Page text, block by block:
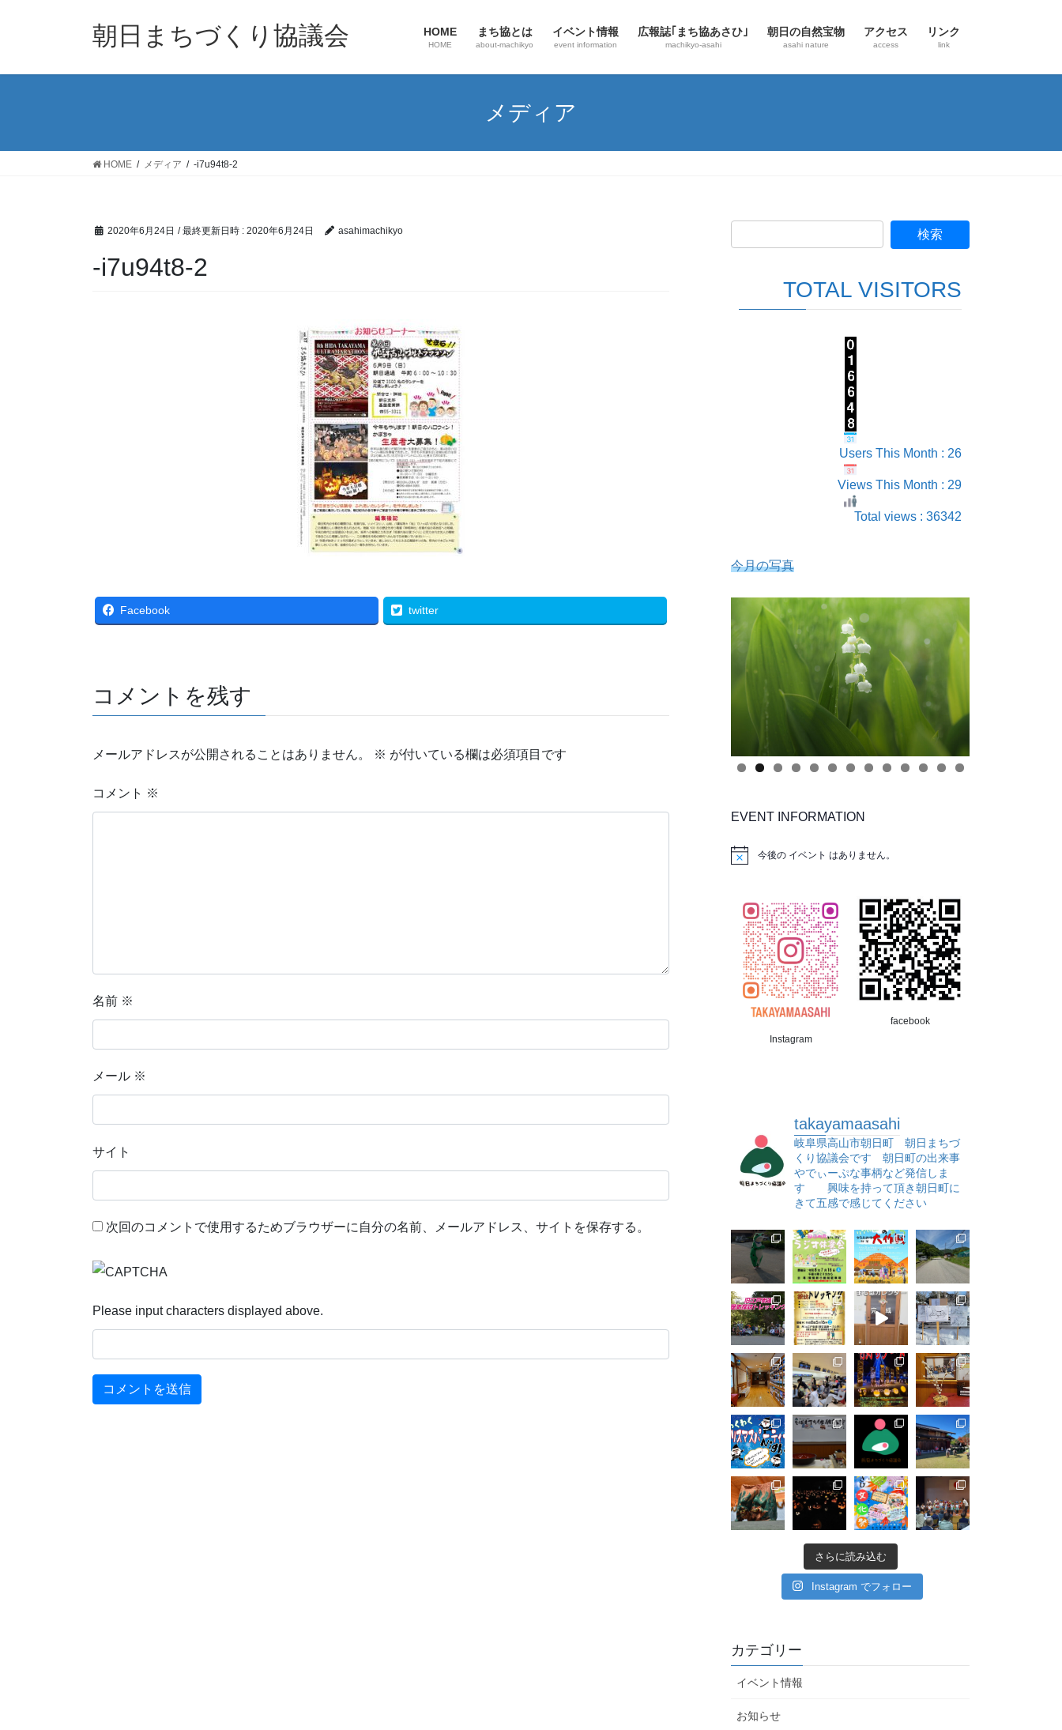
朝日まちづくり協議会 HOME
HOME
まち協とは
about-machikyo
イベント情報
event information
広報誌｢まち協あさひ｣
machikyo-asahi
朝日の自然宝物
asahi nature
アクセス
access
リンク
link
メディア
HOME メディア -i7u94t8-2
2020年6月24日 / 最終更新日時 : 2020年6月24日 asahimachikyo
-i7u94t8-2
Facebook twitter
コメントを残す
メールアドレスが公開されることはありません。 ※ が付いている欄は必須項目です
コメント ※
名前 ※
メール ※
サイト
次回のコメントで使用するためブラウザーに自分の名前、メールアドレス、サイトを保存する。
Please input characters displayed above.
TOTAL VISITORS
Users This Month : 26
Views This Month : 29
Total views : 36342
今月の写真
EVENT INFORMATION
今後の イベント はありません。
Instagram
facebook
takayamaasahi
岐阜県高山市朝日町 朝日まちづ
くり協議会です 朝日町の出来事
やでぃーぷな事柄など発信しま
す 興味を持って頂き朝日町に
きて五感で感じてください
さらに読み込む
Instagram でフォロー
カテゴリー
イベント情報
お知らせ